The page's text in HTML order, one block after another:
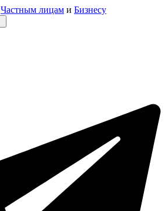
Частным лицам и Бизнесу